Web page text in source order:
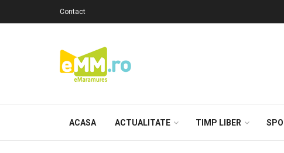
Contact
ACASA ACTUALITATE TIMP LIBER